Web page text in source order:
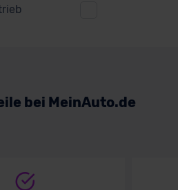
bei MeinAuto.de